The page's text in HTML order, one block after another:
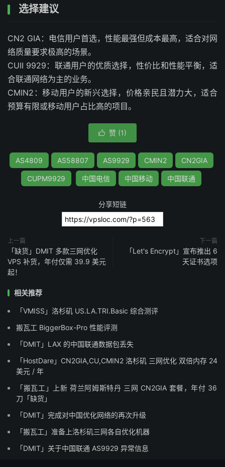
选择建议
CN2 GIA：电信用户首选，性能最强但成本最高，适合对网
络质量要求极高的场景。
CUII 9929：联通用户的优质选择，性价比和性能平衡，适
合联通网络为主的业务。
CMIN2：移动用户的新兴选择，价格亲民且潜力大，适合
预算有限或移动用户占比高的项目。
 赞 (1)
AS4809 AS58807 AS9929 CMIN2 CN2GIA
CUPM9929 中国电信 中国移动 中国联通
分享短链
上一篇
「缺货」DMIT 多款三网优化
VPS 补货，年付仅需 39.9 美元
起！
下一篇
「Let's Encrypt」宣布推出 6
天证书选项
相关推荐
「VMISS」洛杉矶 US.LA.TRI.Basic 综合测评
搬瓦工 BiggerBox-Pro 性能评测
「DMIT」LAX 的中国联通数据包丢失
「HostDare」CN2GIA,CU,CMIN2 洛杉矶 三网优化 双倍内存 24
美元 / 年
「搬瓦工」上新 荷兰阿姆斯特丹 三网 CN2GIA 套餐，年付 36
刀「缺货」
「DMIT」完成对中国优化网络的再次升级
「搬瓦工」准备上洛杉矶三网各自优化机器
「DMIT」关于中国联通 AS9929 异常信息